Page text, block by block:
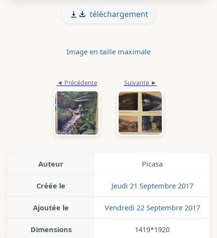
téléchargement
Image en taille maximale
Auteur Picasa
Créée le Jeudi 21 Septembre 2017
Ajoutée le Vendredi 22 Septembre 2017
Dimensions 1419*1920